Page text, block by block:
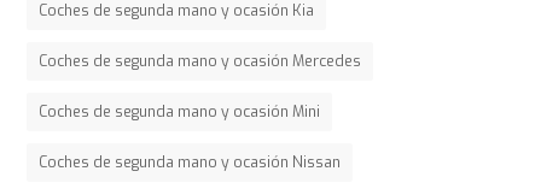
Coches de segunda mano y ocasión Kia
Coches de segunda mano y ocasión Mercedes
Coches de segunda mano y ocasión Mini
Coches de segunda mano y ocasión Nissan